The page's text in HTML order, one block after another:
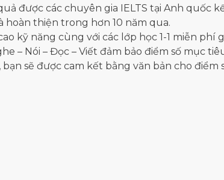
được các chuyên gia IELTS tại Anh quốc
thiện trong hơn 10 năm qua.
kỹ năng cùng với các lớp học 1-1 miễn
– Nói – Đọc – Viết đảm bảo điểm số mục
sẽ được cam kết bằng văn bản cho điểm